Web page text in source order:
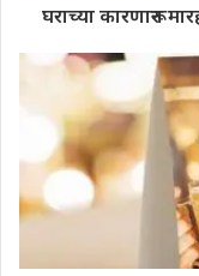
घराच्या कारणारून